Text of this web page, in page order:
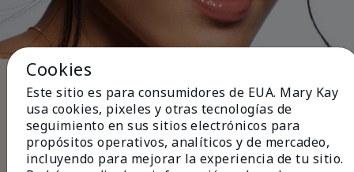
Cinco pasos para terminar el
look
Usadelineador de ojosnegro o café para
definir la línea de las pestañas para un look
sutil de día.
Cookies
Este sitio es para consumidores de EUA. Mary Kay
usa cookies, pixeles y otras tecnologías de
seguimiento en sus sitios electrónicos para
propósitos operativos, analíticos y de mercadeo,
incluyendo para mejorar la experiencia de tu sitio.